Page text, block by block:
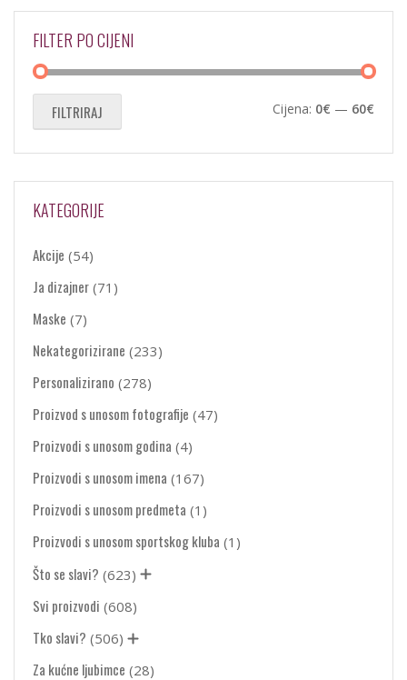
FILTER PO CIJENI
FILTRIRAJ Cijena: 0€ — 60€
KATEGORIJE
Akcije (54)
Ja dizajner (71)
Maske (7)
Nekategorizirane (233)
Personalizirano (278)
Proizvod s unosom fotografije (47)
Proizvodi s unosom godina (4)
Proizvodi s unosom imena (167)
Proizvodi s unosom predmeta (1)
Proizvodi s unosom sportskog kluba (1)
Što se slavi? (623)
Svi proizvodi (608)
Tko slavi? (506)
Za kućne ljubimce (28)